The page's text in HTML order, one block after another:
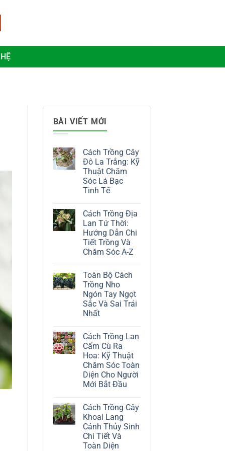
BÀI VIẾT MỚI
Cách Trồng Cây
Đô La Trắng: Kỹ
Thuật Chăm
Sóc Lá Bạc
Tinh Tế
bình
luận
ở
Cách
Trồng
Cây
Đô
Kỹ
Thuật
Chăm
Sóc
Lá
Bạc
Tinh
Cách Trồng Địa
Lan Tứ Thời:
Hướng Dẫn Chi
Tiết Trồng Và
Chăm Sóc A-Z
bình
luận
Cách
Trồng
Địa
Lan
Hướng
Dẫn
Chi
Tiết
Trồng
Và
Chăm
Sóc
A-
Toàn Bộ Cách
Trồng Nho
Ngón Tay Ngọt
Sắc Và Sai Trái
Nhất
bình
luận
ở
Toàn
Bộ
Cách
Trồng
Nho
Ngón
Sắc
Và
Sai
Trái
Nhất
Cách Trồng Lan
Cẩm Cù Ra
Hoa: Kỹ Thuật
Chăm Sóc Toàn
Diện Cho Người
Mới Bắt Đầu
bình
luận
ở
Cách
Trồng
Lan
Cẩm
Cách Trồng Cây
Khoai Lang
Cảnh Thủy Sinh
Chi Tiết Và
Toàn Diện